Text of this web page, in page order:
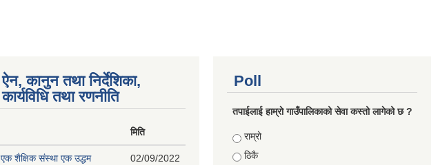
ऐन, कानुन तथा निर्देशिका,
कार्यविधि तथा रणनीति
मिति
एक शैक्षिक संस्था एक उद्धम
02/09/2022
Poll
तपाईलाई हाम्राे गाउँपालिकाको सेवा कस्तो लागेको छ ?
Choices
राम्रो
ठिकै